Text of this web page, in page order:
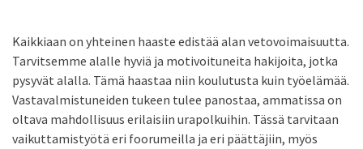
Kaikkiaan on yhteinen haaste edistää alan vetovoimaisuutta.
Tarvitsemme alalle hyviä ja motivoituneita hakijoita, jotka
pysyvät alalla. Tämä haastaa niin koulutusta kuin työelämää.
Vastavalmistuneiden tukeen tulee panostaa, ammatissa on
oltava mahdollisuus erilaisiin urapolkuihin. Tässä tarvitaan
vaikuttamistyötä eri foorumeilla ja eri päättäjiin, myös